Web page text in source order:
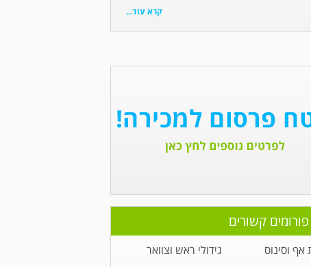
קרא עוד...
פורומים קשורים
אף וסינוס
גידולי ראש וצוואר